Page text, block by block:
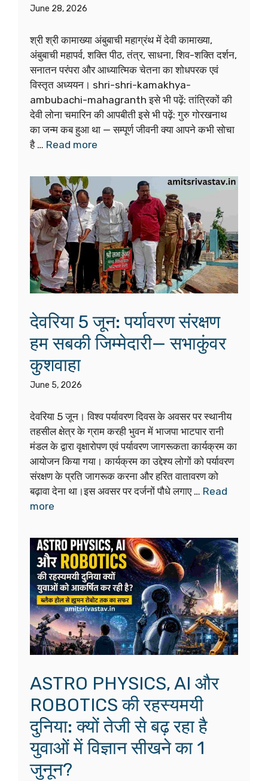
June 28, 2026
श्री श्री कामाख्या अंबुबाची महाग्रंथ में देवी कामाख्या,
अंबुबाची महापर्व, शक्ति पीठ, तंत्र, साधना, शिव-शक्ति दर्शन,
सनातन परंपरा और आध्यात्मिक चेतना का शोधपरक एवं
विस्तृत अध्ययन। shri-shri-kamakhya-
ambubachi-mahagranth इसे भी पढ़ें: तांत्रिकों की
देवी लोना चमारिन की आपबीती इसे भी पढ़ें: गुरु गोरखनाथ
का जन्म कब हुआ था — सम्पूर्ण जीवनी क्या आपने कभी सोचा
है … Read more
देवरिया 5 जून: पर्यावरण संरक्षण
हम सबकी जिम्मेदारी— सभाकुंवर
कुशवाहा
June 5, 2026
देवरिया 5 जून। विश्व पर्यावरण दिवस के अवसर पर स्थानीय
तहसील क्षेत्र के ग्राम करही भुवन में भाजपा भाटपार रानी
मंडल के द्वारा वृक्षारोपण एवं पर्यावरण जागरूकता कार्यक्रम का
आयोजन किया गया। कार्यक्रम का उद्देश्य लोगों को पर्यावरण
संरक्षण के प्रति जागरूक करना और हरित वातावरण को
बढ़ावा देना था।इस अवसर पर दर्जनों पौधे लगाए … Read
more
ASTRO PHYSICS, AI और
ROBOTICS की रहस्यमयी
दुनिया: क्यों तेजी से बढ़ रहा है
युवाओं में विज्ञान सीखने का 1
जुनून?